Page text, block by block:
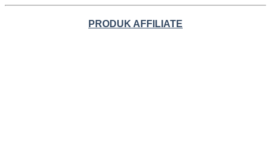
PRODUK AFFILIATE